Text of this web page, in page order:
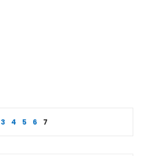
Page
Previous
Page
3 Page
4 Page
5 Page
6
You're currently reading
7